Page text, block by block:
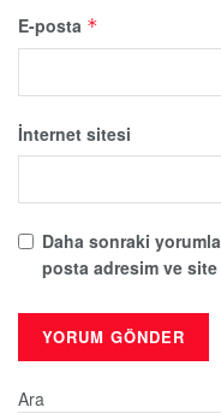
E-posta *
İnternet sitesi
Daha sonraki
posta adresim ve site
Ara